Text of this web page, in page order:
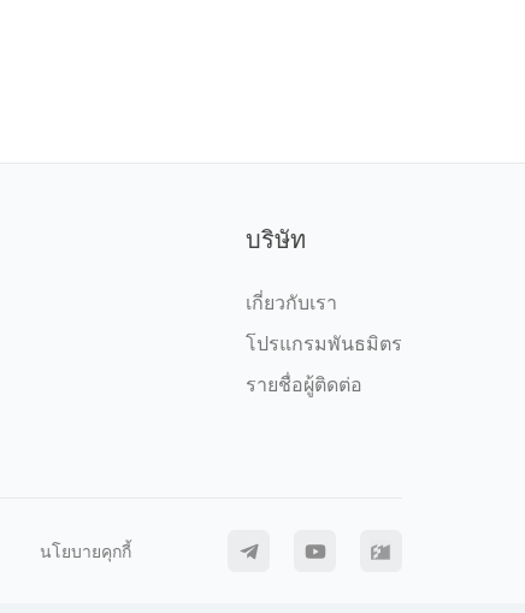
บริษัท
เกี่ยวกับเรา
โปรแกรมพันธมิตร
รายชื่อผู้ติดต่อ
นโยบายคุกกี้